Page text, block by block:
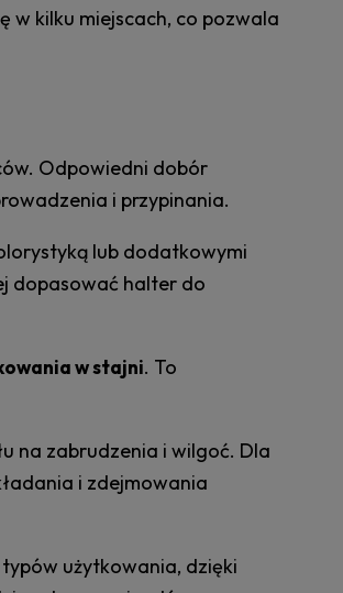
w kilku miejscach, co pozwala
Odpowiedni dobór
i przypinania.
lub dodatkowymi
dopasować halter do
w stajni. To
na zabrudzenia i wilgoć. Dla
i zdejmowania
użytkowania, dzięki